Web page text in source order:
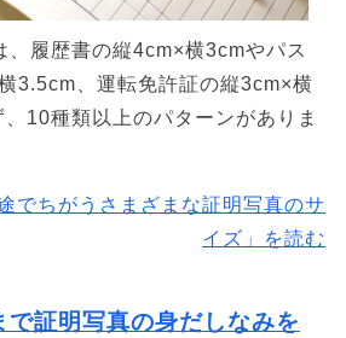
、履歴書の縦4cm×横3cmやパス
3.5cm、運転免許証の縦3cm×横
10種類以上のパターンがありま
でちがうさまざまな証明写真のサ
イズ」を読む
で証明写真の身だしなみを